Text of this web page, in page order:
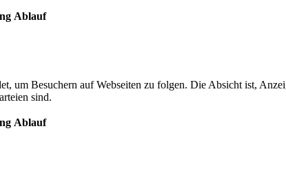
Ablauf
um Besuchern auf Webseiten zu folgen. Die Absicht ist,
sind.
Ablauf